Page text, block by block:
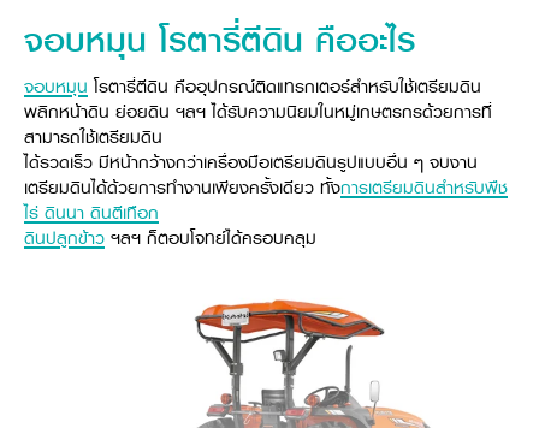
โครงการเกษตรแปลงใหญ่
เอกสารดาวน์โหลด
วารสารออนไลน์
ภาษา
ไทย
จอบหมุน โรตารี่ตีดิน คืออะไร
จอบหมุน โรตารี่ตีดิน คืออุปกรณ์ติดแทรกเตอร์สำหรับใช้เตรียมดิน
พลิกหน้าดิน ย่อยดิน ฯลฯ ได้รับความนิยมในหมู่เกษตรกรด้วยการที่
สามารถใช้เตรียมดิน
ได้รวดเร็ว มีหน้ากว้างกว่าเครื่องมือเตรียมดินรูปแบบอื่น ๆ จบงาน
เตรียมดินได้ด้วยการทำงานเพียงครั้งเดียว ทั้งการเตรียมดินสำหรับพืช
ไร่ ดินนา ดินตีเทือก
ดินปลูกข้าว ฯลฯ ก็ตอบโจทย์ได้ครอบคลุม